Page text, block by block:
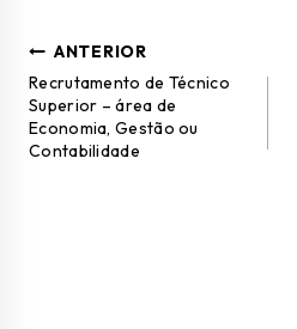
ANTERIOR
Recrutamento de Técnico
Superior – área de
Economia, Gestão ou
Contabilidade